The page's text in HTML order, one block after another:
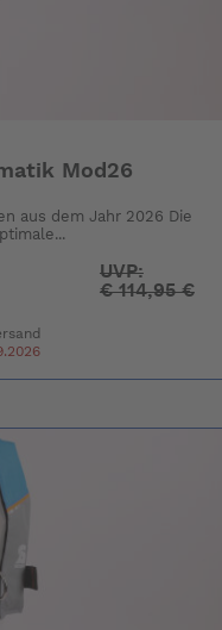
Mod26
aus dem Jahr 2026 Die
UVP:
€114,95 €